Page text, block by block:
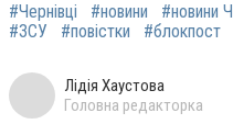
#Чернівці #новини #новини
#ЗСУ
#повістки #блокпост
Лідія Хаустова
Головна редакторка